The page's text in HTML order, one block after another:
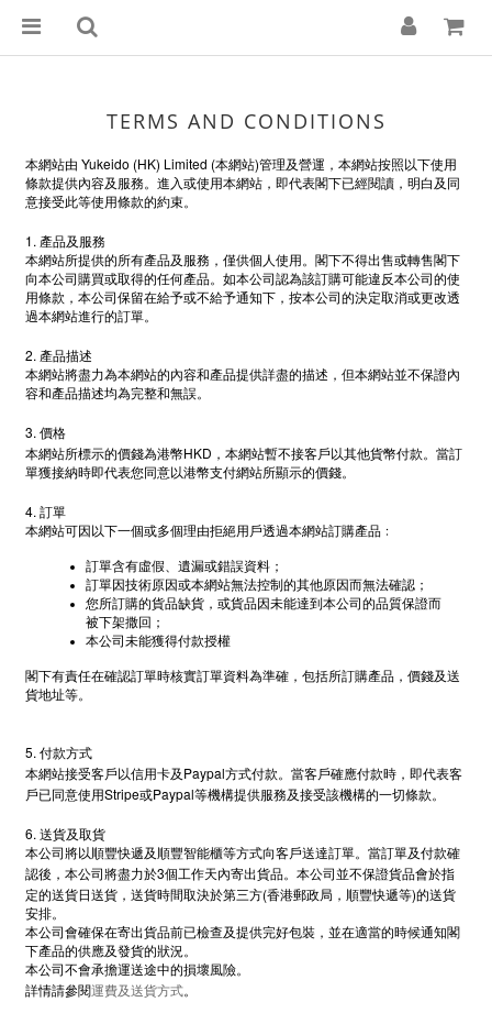
TERMS AND CONDITIONS
本網站由 Yukeido (HK) Limited (本網站)管理及營運，本網站按照以下使用
條款提供內容及服務。進入或使用本網站，即代表閣下已經閱讀，明白及同
意接受此等使用條款的約束。
1. 產品及服務
本網站所提供的所有產品及服務，僅供個人使用。閣下不得出售或轉售閣下
向本公司購買或取得的任何產品。如本公司認為該訂購可能違反本公司的使
用條款，本公司保留在給予或不給予通知下，按本公司的決定取消或更改透
過本網站進行的訂單。
2. 產品描述
本網站將盡力為本網站的內容和產品提供詳盡的描述，但本網站並不保證內
容和產品描述均為完整和無誤。
3. 價格
本網站所標示的價錢為港幣HKD ，本網站暫不接客戶以其他貨幣付款。當訂
單獲接納時即代表您同意以港幣支付網站所顯示的價錢。
4. 訂單
本網站可因以下一個或多個理由拒絕用戶透過本網站訂購產品﹕
訂單含有虛假、遺漏或錯誤資料；
訂單因技術原因或本網站無法控制的其他原因而無法確認；
您所訂購的貨品缺貨，或貨品因未能達到本公司的品質保證而
被下架撒回；
本公司未能獲得付款授權
閣下有責任在確認訂單時核實訂單資料為準確，包括所訂購產品，價錢及送
貨地址等。
5. 付款方式
本網站接受客戶以信用卡及 Paypal方式付款。當客戶確應付款時，即代表客
戶已同意使用Stripe或Paypal等機構提供服務及接受該機構的一切條款。
6. 送貨及取貨
本公司將以順豐快遞及順豐智能櫃等方式向客戶送達訂單。當訂單及付款確
認後，本公司將盡力於3個工作天內寄出貨品。本公司並不保證貨品會於指
定的送貨日送貨，送貨時間取決於第三方(香港郵政局，順豐快遞等)的送貨
安排。
本公司會確保在寄出貨品前已檢查及提供完好包裝，並在適當的時候通知閣
下產品的供應及發貨的狀況。
本公司不會承擔運送途中的損壞風險。
詳情請參閱運費及送貨方式。